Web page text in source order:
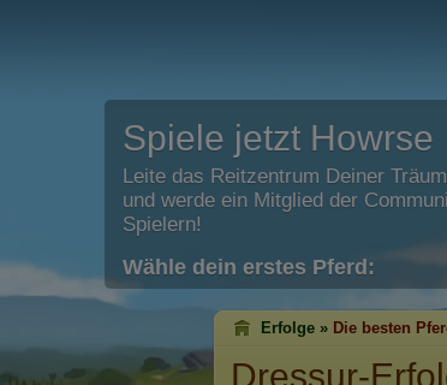
Spiele jetzt Howrse
Leite das Reitzentrum Deiner
und werde ein Mitglied der
Spielern!
Wähle dein erstes Pferd:
Erfolge » Die besten
Dressur-